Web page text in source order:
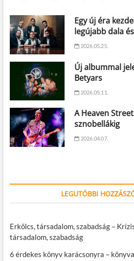
Egy új éra
legújabb dala és
2026.05.25.
Új albummal
Betyars
2026.05.11.
A Heaven
sznobellákig
2026.04.07.
LEGUTÓBBI
Erkölcs, társadalom, szabadság –
társadalom, szabadság
6 érdekes könyv karácsonyra –